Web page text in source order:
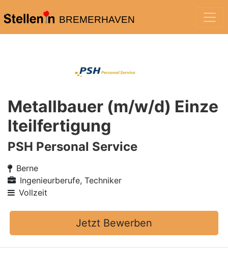
BREMERHAVEN
Metallbauer (m/w/d) Einze
lteilfertigung
PSH Personal Service
Berne
Ingenieurberufe, Techniker
Vollzeit
Jetzt Bewerben